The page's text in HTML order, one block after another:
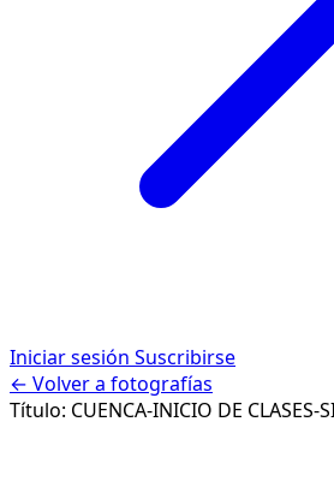
Iniciar sesión Suscribirse
← Volver a fotografías
Título: CUENCA-INICIO DE CLASES-